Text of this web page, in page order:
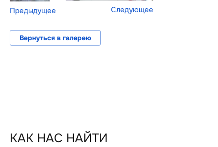
Предыдущее Следующее
Вернуться в галерею
КАК НАС НАЙТИ